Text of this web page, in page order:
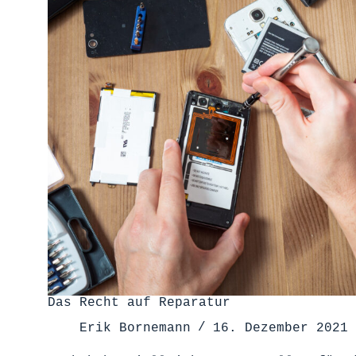
Das Recht auf Reparatur
Erik Bornemann
16. Dezember 2021